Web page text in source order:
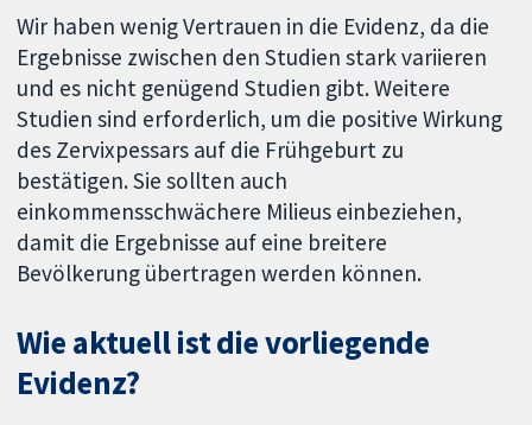
Wir haben wenig Vertrauen in die Evidenz, da die
Ergebnisse zwischen den Studien stark variieren
und es nicht genügend Studien gibt. Weitere
Studien sind erforderlich, um die positive Wirkung
des Zervixpessars auf die Frühgeburt zu
bestätigen. Sie sollten auch
einkommensschwächere Milieus einbeziehen,
damit die Ergebnisse auf eine breitere
Bevölkerung übertragen werden können.
Wie aktuell ist die vorliegende
Evidenz?